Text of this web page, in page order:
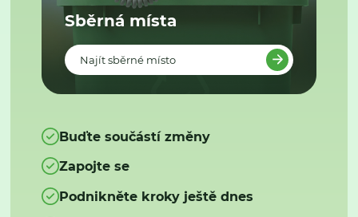
Sběrná místa
Najít sběrné místo
Buďte součástí změny
Zapojte se
Podnikněte kroky ještě dnes